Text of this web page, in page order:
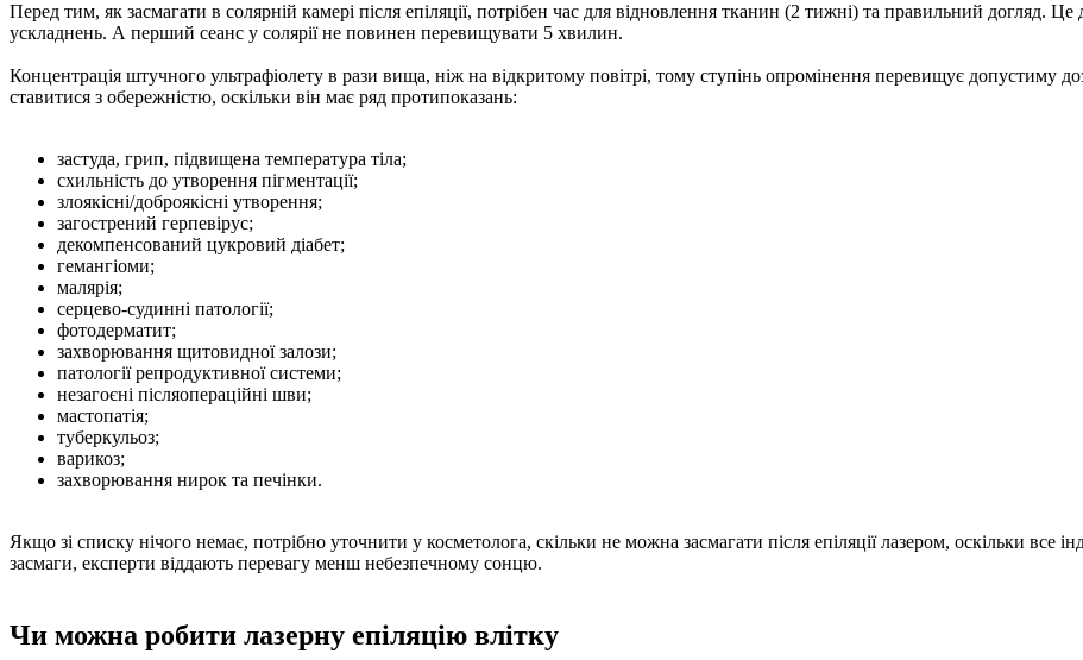
Перед тим, як засмагати в солярній камері після епіляції, потрібен час для відновлення тканин (2 тижні) та правильний догляд.
ускладнень. А перший сеанс у солярії не повинен перевищувати 5 хвилин.
Концентрація штучного ультрафіолету в рази вища, ніж на відкритому повітрі, тому ступінь опромінення перевищує допустиму
ставитися з обережністю, оскільки він має ряд протипоказань:
застуда, грип, підвищена температура тіла;
схильність до утворення пігментації;
злоякісні/доброякісні утворення;
загострений герпевірус;
декомпенсований цукровий діабет;
гемангіоми;
малярія;
серцево-судинні патології;
фотодерматит;
захворювання щитовидної залози;
патології репродуктивної системи;
незагоєні післяопераційні шви;
мастопатія;
туберкульоз;
варикоз;
захворювання нирок та печінки.
Якщо зі списку нічого немає, потрібно уточнити у косметолога, скільки не можна засмагати після епіляції лазером, оскільки
засмаги, експерти віддають перевагу менш небезпечному сонцю.
Чи можна робити лазерну епіляцію влітку